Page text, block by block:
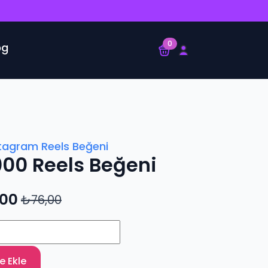
0
Reels Beğeni
Reels Beğeni
₺76,00
Ekle